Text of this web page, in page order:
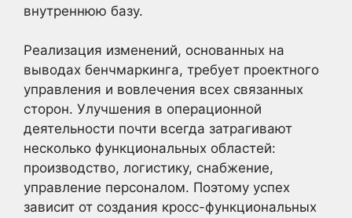
внутреннюю базу.
Реализация изменений, основанных на
выводах бенчмаркинга, требует проектного
управления и вовлечения всех связанных
сторон. Улучшения в операционной
деятельности почти всегда затрагивают
несколько функциональных областей:
производство, логистику, снабжение,
управление персоналом. Поэтому успех
зависит от создания кросс-функциональных